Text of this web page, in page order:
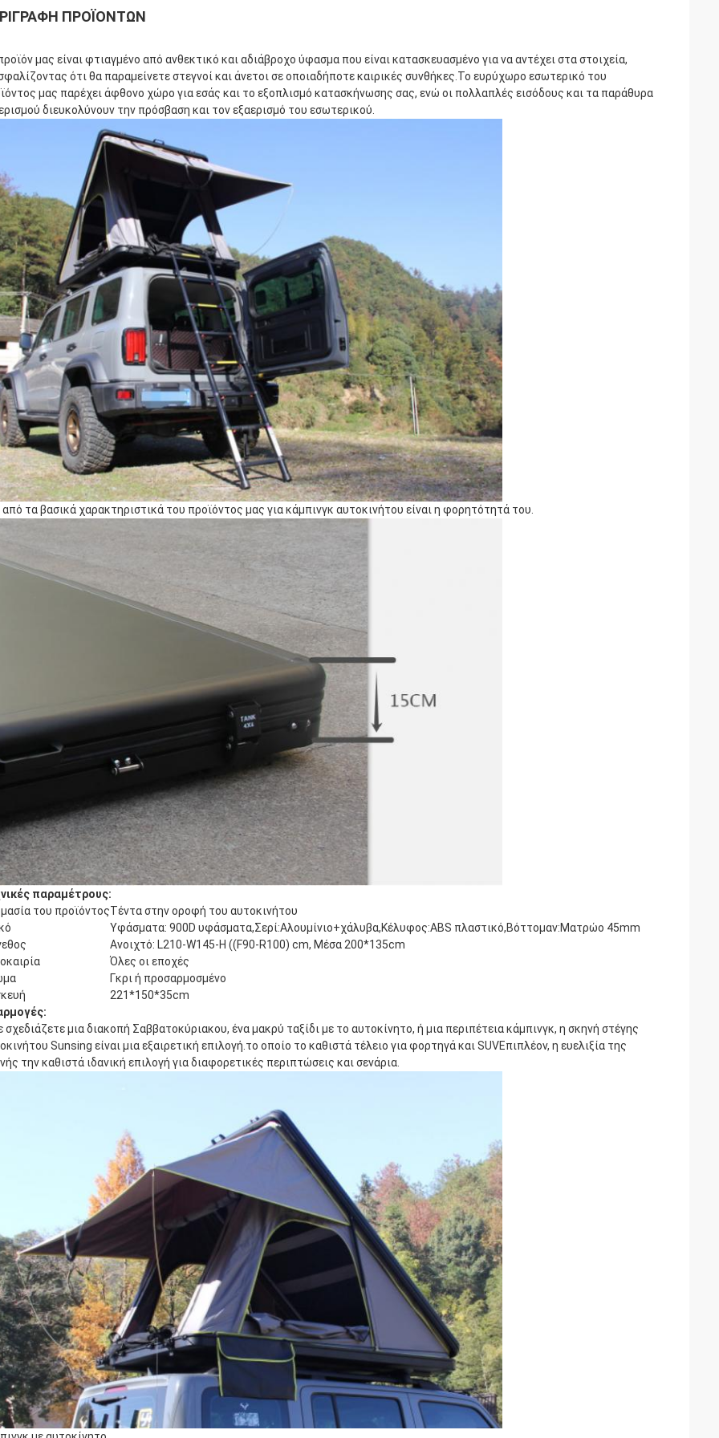
ΠΡΟΪΌΝΤΩΝ
μας είναι φτιαγμένο από ανθεκτικό και αδιάβροχο ύφασμα που είναι κατασκευασμένο για να αντέχει στα στοιχεία,
ότι θα παραμείνετε στεγνοί και άνετοι σε οποιαδήποτε καιρικές συνθήκες.Το ευρύχωρο εσωτερικό του
μας παρέχει άφθονο χώρο για εσάς και το εξοπλισμό κατασκήνωσης σας, ενώ οι πολλαπλές εισόδους και τα παράθυρα
διευκολύνουν την πρόσβαση και τον εξαερισμό του εσωτερικού.
τα βασικά χαρακτηριστικά του προϊόντος μας για κάμπινγκ αυτοκινήτου είναι η φορητότητά του.
παραμέτρους:
του προϊόντοςΤέντα στην οροφή του αυτοκινήτου
Υφάσματα: 900D υφάσματα,Σερί:Αλουμίνιο+χάλυβα,Κέλυφος:ABS πλαστικό,Βόττομαν:Ματρώο 45mm
Ανοιχτό: L210-W145-H ((F90-R100) cm, Μέσα 200*135cm
Όλες οι εποχές
Γκρι ή προσαρμοσμένο
221*150*35cm
σχεδιάζετε μια διακοπή Σαββατοκύριακου, ένα μακρύ ταξίδι με το αυτοκίνητο, ή μια περιπέτεια κάμπινγκ, η σκηνή στέγης
Sunsing είναι μια εξαιρετική επιλογή.το οποίο το καθιστά τέλειο για φορτηγά και SUVΕπιπλέον, η ευελιξία της
την καθιστά ιδανική επιλογή για διαφορετικές περιπτώσεις και σενάρια.